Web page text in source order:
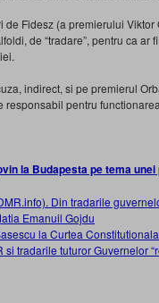
Fidesz (a premierului
de “tradare”, pentru ca ar
indirect, si pe premierul
responsabil pentru
la Budapesta pe tema
Din tradarile
Emanuil Gojdu
la Curtea
tradarile tuturor Guvernelor